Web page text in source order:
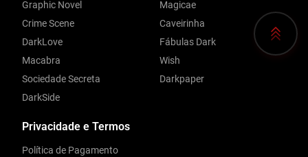
Privacidade e Termos
Política de Pagamento
Graphic Novel
Crime Scene
DarkLove
Macabra
Sociedade Secreta
DarkSide
Magicae
Caveirinha
Fábulas Dark
Wish
Darkpaper